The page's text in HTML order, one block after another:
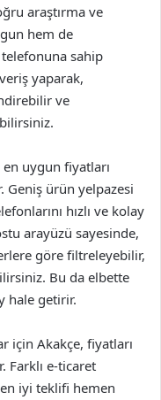
araştırma ve
hem de
telefonuna sahip
yaparak,
ve
uygun fiyatları
Geniş ürün yelpazesi
hızlı ve kolay
arayüzü sayesinde,
göre filtreleyebilir,
Bu da elbette
hale getirir.
için Akakçe, fiyatları
Farklı e-ticaret
iyi teklifi hemen